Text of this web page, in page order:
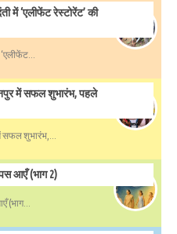
में ‘एलीफेंट रेस्टोरेंट’ की
में सफल शुभारंभ, पहले
सफल शुभारंभ,...
आएँ (भाग 2)
(भाग...